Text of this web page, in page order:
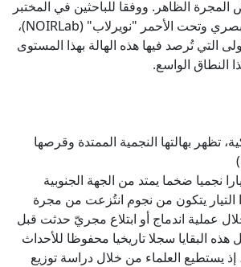
الظاهر. ووفقا للباحثين في المختبر
الوطني لعلم الفلك البصري وتحت الأحمر "نويرلاب" (NOIRLab)،
التي تُرصد فيها هذه الهالة بهذا المستوى
النطاق الواسع.
تظهر بهالتها النجمية الممتدة وقرصها
نجميا ضخما يمتد من الجهة الجنوبية
التيار يتكون من نجوم انتُزعت من مجرة
عملية اندماج أو ابتلاع مجريّ حدثت قبل
هذه البقايا سجلا تاريخيا محفوظا للأحداث
إذ يستطيع العلماء من خلال دراسة توزيع